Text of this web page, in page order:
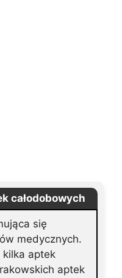
całodobowych
się
medycznych.
kilka aptek
aptek